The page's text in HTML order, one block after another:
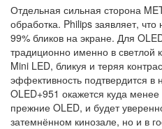
Отдельная сильная сторона
обработка. Philips заявляет,
99% бликов на экране. Для
традиционно именно в светлой
Mini LED, бликуя и теряя
эффективность подтвердится в
OLED+951 окажется куда
прежние OLED, и будет
затемнённом кинозале, но и в